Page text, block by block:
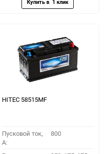
HITEC 58515MF
Пусковой ток,
A:
800